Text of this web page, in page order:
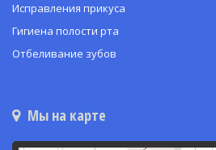
Исправления прикуса
Гигиена полости рта
Отбеливание зубов
Мы на карте